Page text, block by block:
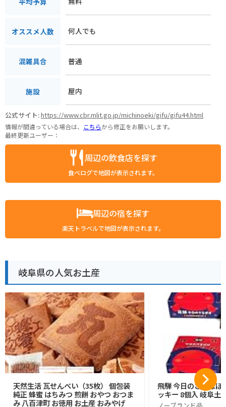
オススメ人数 何人でも
混雑具合 普通
施設 屋内
公式サイト:https://www.cbr.mlit.go.jp/michinoeki/gifu/gifu44.html
情報が間違っている場合は、 こちらから修正をお願いします。
最終更新ユーザー：
周辺の飲食店を探す
食べログで地図が表示されます。
周辺の宿を探す
楽天トラベルで地図が表示されます。
岐阜県の人気お土産
天然生活 瓦せんべい（35枚） 個包装
純正 蜂蜜 はちみつ 煎餅 おやつ おつま
み 八百津町 お徳用 お土産 おみやげ
飛騨 今日のさるぼぼ
ッキー 8個入 岐阜土